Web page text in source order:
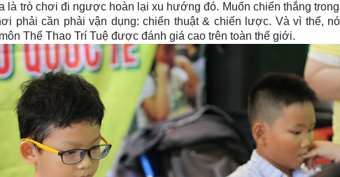
là trò chơi đi ngược hoàn lại xu hướng đó. Muốn chiến thắng
phải cần phải vận dụng: chiến thuật & chiến lược. Và vì thế,
Thể Thao Trí Tuệ được đánh giá cao trên toàn thế giới.